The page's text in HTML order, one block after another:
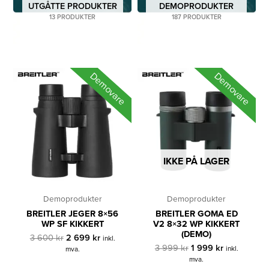
UTGÅTTE PRODUKTER
13 PRODUKTER
DEMOPRODUKTER
187 PRODUKTER
Demovare
Demoprodukter
BREITLER JEGER 8×56
WP SF KIKKERT
3 600kr Opprinnelig
pris
2 699 krNåværende
inkl.
mva.
Demovare
IKKE PÅ LAGER
Demoprodukter
BREITLER GOMA ED
V2 8×32 WP KIKKERT
(DEMO)
3 999kr Opprinnelig
pris
1 999 krNåværende
inkl.
mva.